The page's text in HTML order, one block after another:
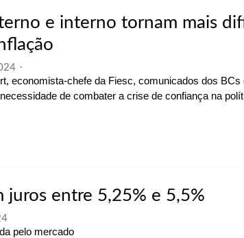
e interno tornam mais
economista-chefe da Fiesc, comunicados dos BCs
de combater a crise de confiança na
juros entre 5,25% e 5,5%
pelo mercado